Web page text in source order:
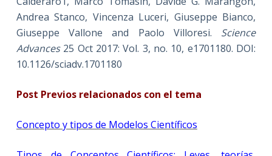
Andrea Stanco, Vincenza Luceri, Giuseppe Bianco,
Giuseppe Vallone and Paolo Villoresi. Science
Advances25 Oct 2017: Vol. 3, no. 10, e1701180. DOI:
10.1126/sciadv.1701180
Post Previos relacionados con el tema
Concepto y tipos de Modelos Científicos